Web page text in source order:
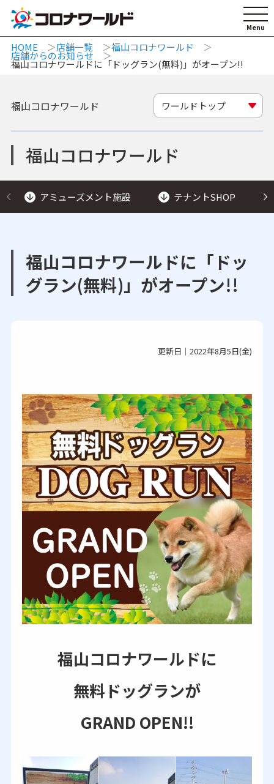
HOME 店舗一覧 福山コロナワールド
店舗からのお知らせ
福山コロナワールドに「ドッグラン(無料)」がオープン!!
福山コロナワールド
福山コロナワールド ワールドトップ
アミューズメント施設 テナントSHOP
福山コロナワールドに「ドッ
グラン(無料)」がオープン!!
更新日｜2022年8月5日(金)
福山コロナワールドに
無料ドッグランが
GRAND OPEN!!